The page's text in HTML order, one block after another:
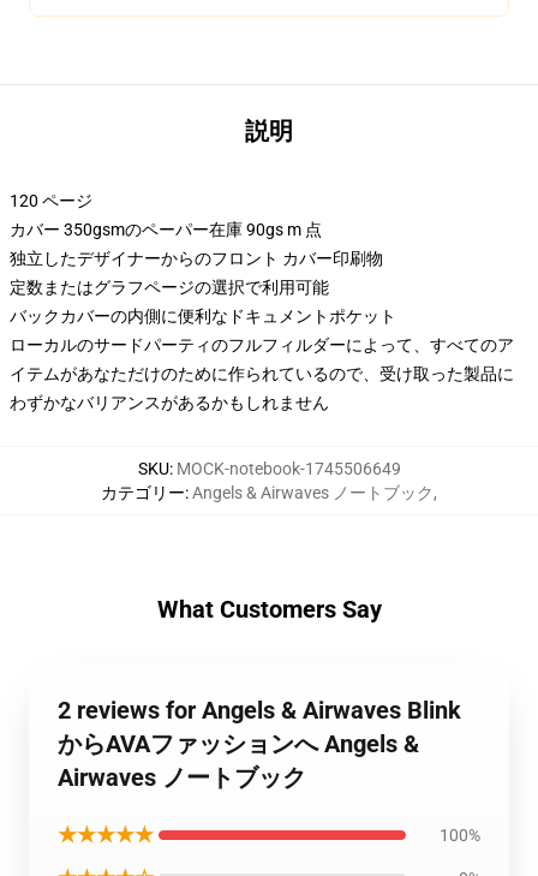
説明
120 ページ
カバー 350gsmのペーパー在庫 90gs m 点
独立したデザイナーからのフロント カバー印刷物
定数またはグラフページの選択で利用可能
バックカバーの内側に便利なドキュメントポケット
ローカルのサードパーティのフルフィルダーによって、すべてのア
イテムがあなただけのために作られているので、受け取った製品に
わずかなバリアンスがあるかもしれません
SKU: MOCK-notebook-1745506649
カテゴリー:Angels & Airwaves ノートブック,
What Customers Say
2 reviews for Angels & Airwaves Blink
からAVAファッションへ Angels &
Airwaves ノートブック
★★★★★ 100%